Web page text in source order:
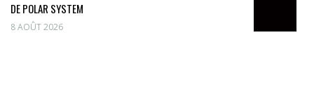
DE POLAR SYSTEM
8 AOÛT 2026